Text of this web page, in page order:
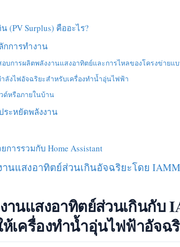
(PV Surplus) คืออะไร?
กการทำงาน
อบการผลิตพลังงานแสงอาทิตย์และการไหลของโครงข่ายแ
ำลังไฟอัจฉริยะสำหรับเครื่องทำน้ำอุ่นไฟฟ้า
ด์หรือภายในบ้าน
ระหยัดพลังงาน
ารรวมกับ Home Assistant
นแสงอาทิตย์ส่วนเกินอัจฉริยะโดย
นแสงอาทิตย์ส่วนเกินกับ
เครื่องทำน้ำอุ่นไฟฟ้าอัจฉ